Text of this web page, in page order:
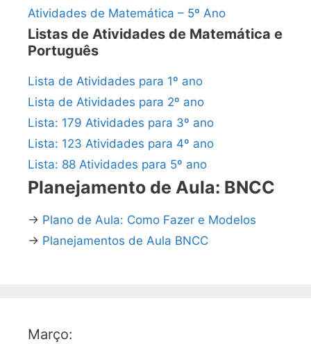
Atividades de Matemática – 5º Ano
Listas de Atividades de Matemática e
Português
Lista de Atividades para 1º ano
Lista de Atividades para 2º ano
Lista: 179 Atividades para 3º ano
Lista: 123 Atividades para 4º ano
Lista: 88 Atividades para 5º ano
Planejamento de Aula: BNCC
→ Plano de Aula: Como Fazer e Modelos
→ Planejamentos de Aula BNCC
Março: